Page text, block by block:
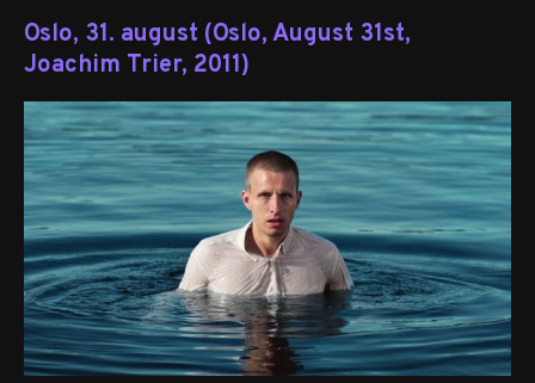
Oslo, 31. august (Oslo, August 31st,
Joachim Trier, 2011)